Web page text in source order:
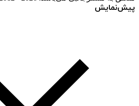
پیش‌نمایش